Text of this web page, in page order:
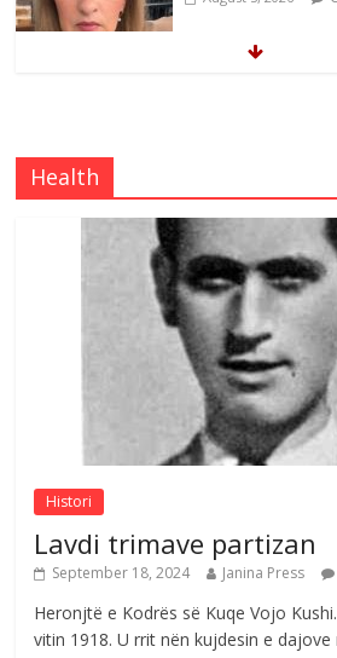
Çlirimtari Mentor
me mirenjohje nga
e invalidëve në
August 4, 2026
Sulm , pse të dua ty
August 8, 2026
Health
Histori
Lavdi trimave partizan
September 18, 2024 Janina Press
Heronjtë e Kodrës së Kuqe Vojo
vitin 1918. U rrit nën kujdesin e